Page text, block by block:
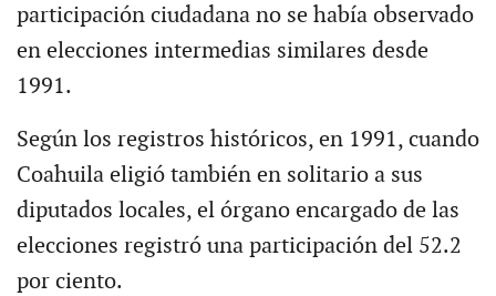
participación ciudadana no se había observado
en elecciones intermedias similares desde
1991.
Según los registros históricos, en 1991, cuando
Coahuila eligió también en solitario a sus
diputados locales, el órgano encargado de las
elecciones registró una participación del 52.2
por ciento.